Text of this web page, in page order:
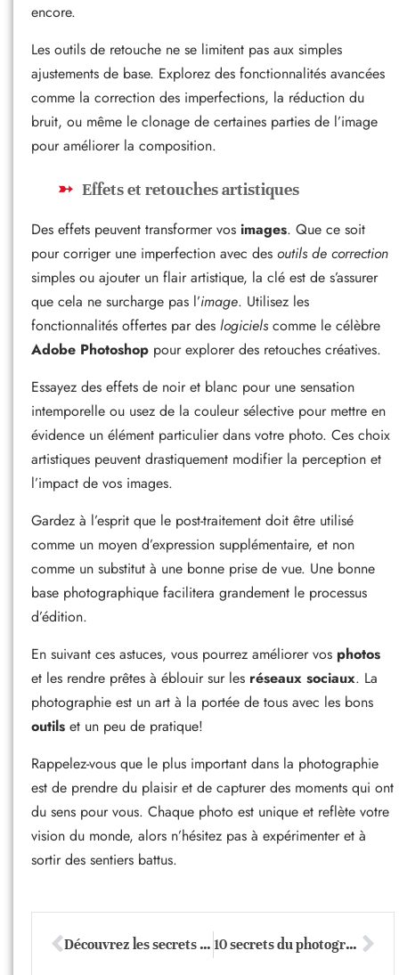
encore.
Les outils de retouche ne se limitent pas aux simples
ajustements de base. Explorez des fonctionnalités avancées
comme la correction des imperfections, la réduction du
bruit, ou même le clonage de certaines parties de l’image
pour améliorer la composition.
Effets et retouches artistiques
Des effets peuvent transformer vos images. Que ce soit
pour corriger une imperfection avec des outils de correction
simples ou ajouter un flair artistique, la clé est de s’assurer
que cela ne surcharge pas l’image. Utilisez les
fonctionnalités offertes par des logiciels comme le célèbre
Adobe Photoshop pour explorer des retouches créatives.
Essayez des effets de noir et blanc pour une sensation
intemporelle ou usez de la couleur sélective pour mettre en
évidence un élément particulier dans votre photo. Ces choix
artistiques peuvent drastiquement modifier la perception et
l’impact de vos images.
Gardez à l’esprit que le post-traitement doit être utilisé
comme un moyen d’expression supplémentaire, et non
comme un substitut à une bonne prise de vue. Une bonne
base photographique facilitera grandement le processus
d’édition.
En suivant ces astuces, vous pourrez améliorer vos photos
et les rendre prêtes à éblouir sur les réseaux sociaux. La
photographie est un art à la portée de tous avec les bons
outils et un peu de pratique!
Rappelez-vous que le plus important dans la photographie
est de prendre du plaisir et de capturer des moments qui ont
du sens pour vous. Chaque photo est unique et reflète votre
vision du monde, alors n’hésitez pas à expérimenter et à
sortir des sentiers battus.
Découvrez les secrets des logiciels de retouche photo étonnants 10 secrets du photographe pour des clichés époustouflants